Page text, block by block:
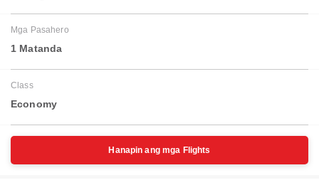
Mga Pasahero
1 Matanda
Class
Economy
Hanapin ang mga Flights